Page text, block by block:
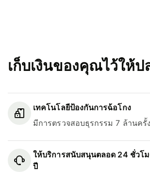
เก็บเงินของคุณไว้ให้ป
เทคโนโลยีป้องกันการฉ้อโกง
มีการตรวจสอบธุรกรรม 7 ล้านครั้
ให้บริการสนับสนุนตลอด 24 ชั่วโ
ปี